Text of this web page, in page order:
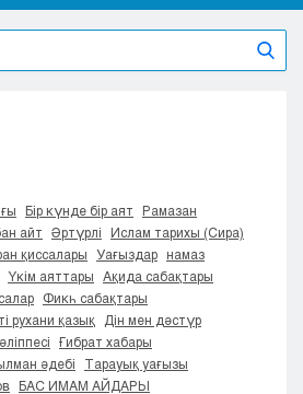
Бір күнде бір аят
Рамазан
айт Әртүрлі
Ислам тарихы (Сира)
қиссалары Уағыздар
намаз
Үкім аяттары
Ақида сабақтары
Фикһ сабақтары
рухани қазық
Дін мен дәстүр
Ғибрат хабары
әдебі
Тарауық уағызы
БАС ИМАМ АЙДАРЫ